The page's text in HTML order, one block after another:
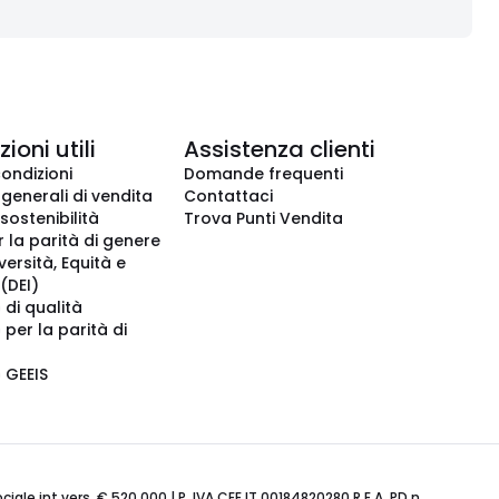
utili
di vendita
la parità di genere
Equità e
qualità
per la parità di
Assistenza clienti
Domande frequenti
Contattaci
Trova Punti Vendita